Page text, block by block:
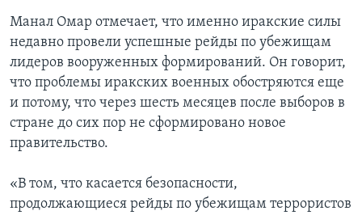
Манал Омар отмечает, что именно иракские силы
недавно провели успешные рейды по убежищам
лидеров вооруженных формирований. Он говорит,
что проблемы иракских военных обостряются еще
и потому, что через шесть месяцев после выборов в
стране до сих пор не сформировано новое
правительство.
«В том, что касается безопасности,
продолжающиеся рейды по убежищам террористов